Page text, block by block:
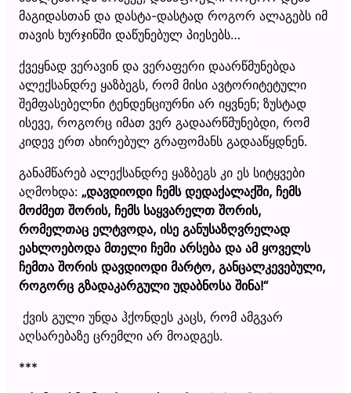
მაგიდასთან და დასტა-დასტად როგორ ალაგებს იმ
თავის ხურჯინში დაწუნებულ პიესებს…
ქვეყნად ვერავინ და ვერაფერი დაარწმუნებდა
ალექსანდრე ყაზბეგს, რომ მისი ავტორიტეტული
შემფასებელნი ტენდენციურნი არ იყვნენ; ზუსტად
ისევე, როგორც იმათ ვერ გადაარწმუნებდი, რომ
კიდევ ერთ ახირებულ გრაფომანს გადააწყდნენ.
განამწარებ ალექსანდრე ყაზბეგს კი ეს სიტყვები
აღმოხდა: „დავდიოდი ჩემს დედაქალაქში, ჩემს
მოძმეთ შორის, ჩემს საყვარელთ შორის,
რომელთაც ელტვოდა, ისე განუსაზღვრელად
ეახლოებოდა მთელი ჩემი არსება და ამ ყოველს
ჩემთა შორის დავდიოდი მარტო, განცალკევებული,
როგორც გზადაკარგული უდაბნოსა შინა!“
ქვის გული უნდა ჰქონდეს კაცს, რომ ამგვარ
აღსარებაზე ცრემლი არ მოადგეს.
***